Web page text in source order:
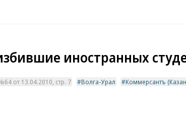
иностранных
от 13.04.2010, стр. 7 Волга-Урал Коммерсантъ